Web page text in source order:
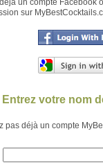
un compte Facebook
sur
votre nom
pas déjà un compte